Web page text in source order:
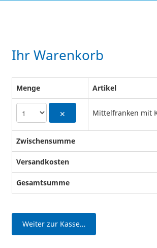
Ihr Warenkorb
Menge Artikel
✕ Mittelfranken mit
Zwischensumme
Versandkosten
Gesamtsumme
Weiter zur Kasse…